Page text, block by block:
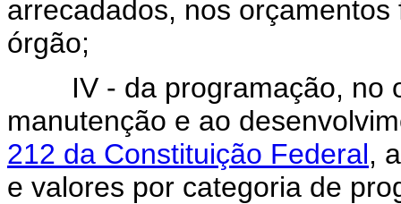
arrecadados, nos
órgão;
IV - da programação, no
manutenção e ao
212 da Constituição Federal,
e valores por categoria de